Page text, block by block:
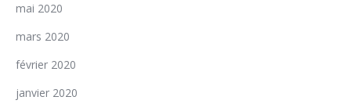
mai 2020
mars 2020
février 2020
janvier 2020